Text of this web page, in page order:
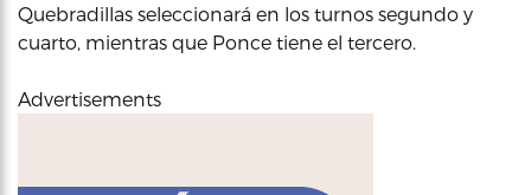
Quebradillas seleccionará en los turnos segundo y
cuarto, mientras que Ponce tiene el tercero.
Advertisements